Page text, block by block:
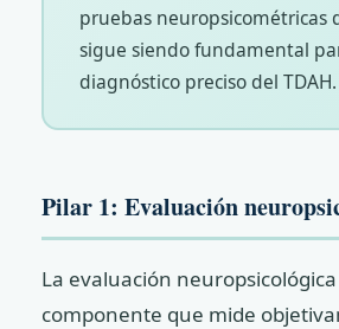
pruebas neuropsicométricas
sigue siendo fundamental
diagnóstico preciso del TDAH.
Pilar 1: Evaluación
La evaluación neuropsicológica
componente que mide